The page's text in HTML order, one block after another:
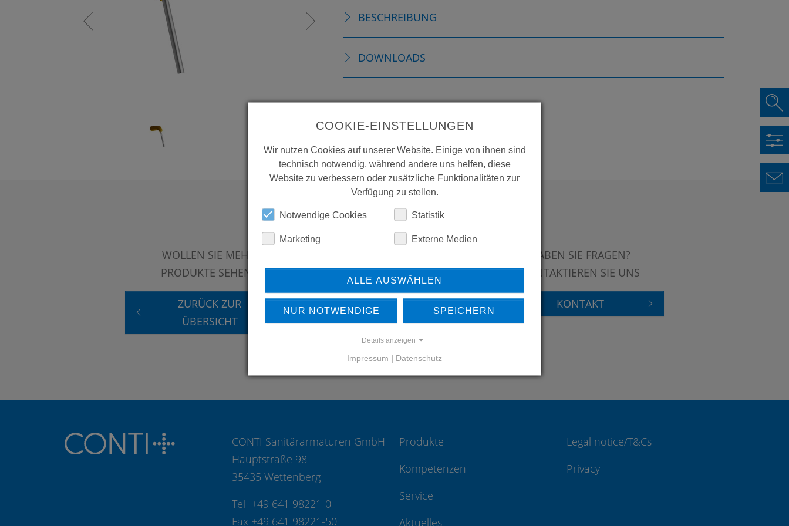
BESCHREIBUNG
DOWNLOADS
WOLLEN SIE MEHR
PRODUKTE SEHEN?
ZURÜCK ZUR
ÜBERSICHT
UNSERE REFERENZEN
REFERENZEN
HABEN SIE FRAGEN?
KONTAKTIEREN SIE UNS
KONTAKT
CONTI Sanitärarmaturen GmbH
Hauptstraße 98
35435 Wettenberg
Tel +49 641 98221-0
Fax +49 641 98221-50
Produkte
Kompetenzen
Service
Aktuelles
Legal notice/T&Cs
Privacy
COOKIE-EINSTELLUNGEN
Wir nutzen Cookies auf unserer Website. Einige von ihnen sind
technisch notwendig, während andere uns helfen, diese
Website zu verbessern oder zusätzliche Funktionalitäten zur
Verfügung zu stellen.
Notwendige Cookies Statistik
Marketing Externe Medien
ALLE AUSWÄHLEN
NUR NOTWENDIGE SPEICHERN
Details anzeigen
Impressum | Datenschutz